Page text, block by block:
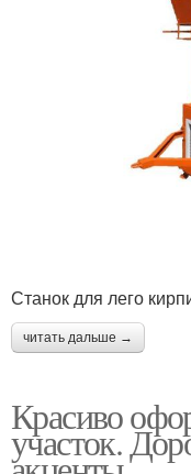
Станок для лего
читать дальше →
Красиво
участок.